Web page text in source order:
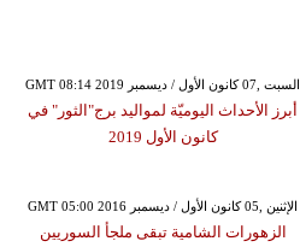
GMT 08:14 2019 السبت ,07 كانون الأول / ديسمبر
أبرز الأحداث اليوميّة لمواليد برج"الثور" في
كانون الأول 2019
GMT 05:00 2016 الإثنين ,05 كانون الأول / ديسمبر
الزهورات الشامية تبقى ملجأ السوريين